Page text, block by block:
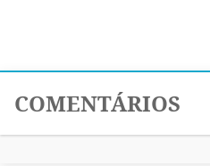
COMENTÁRIOS